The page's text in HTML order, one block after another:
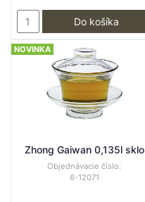
Do košíka
NOVINKA
Zhong Gaiwan 0,135l sklo
Objednávacie číslo:
6-12071